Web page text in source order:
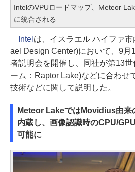
IntelのVPUロードマップ、Meteor
に統合される
Intel は、イスラエル ハイファ
ael Design Center)において、9月
者説明会を開催し、同社が第13
ーム：Raptor Lake)などに合わせ
技術などに関して説明した。
Meteor LakeではMovidius由来
内蔵し、画像認識時のCPU/
可能に